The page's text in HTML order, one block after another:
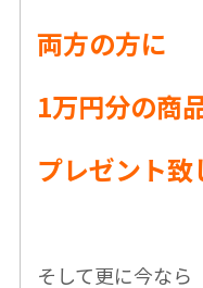
両方の方に
1万円分の商
プレゼント致
そして更に今なら